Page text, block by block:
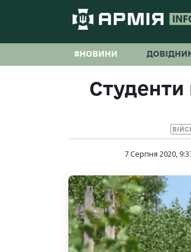
#НОВИНИ
Студенти
7 Серпня 2020,